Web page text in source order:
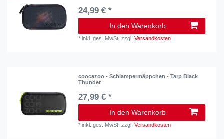
24,99 € *
In den Warenkorb
*inkl. ges. MwSt. zzgl.Versandkosten
coocazoo - Schlampermäppchen - Tarp Black
Thunder
27,99 € *
In den Warenkorb
*inkl. ges. MwSt. zzgl.Versandkosten